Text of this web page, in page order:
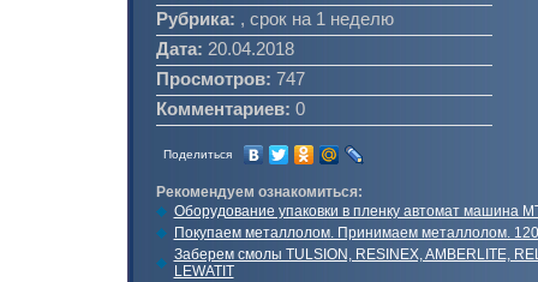
Рубрика: , срок на 1 неделю
Дата: 20.04.2018
Просмотров: 747
Комментариев: 0
Поделиться
Рекомендуем ознакомиться:
Оборудование упаковки в пленку автомат машина
Покупаем металлолом. Принимаем металлолом.
Заберем смолы TULSION, RESINEX, AMBERLITE,
LEWATIT